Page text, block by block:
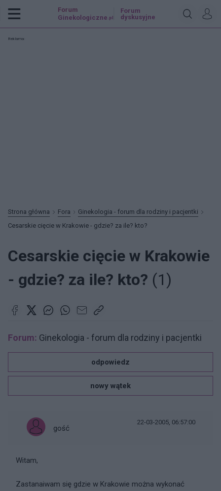
Forum
Ginekologiczne .pl
Forum
dyskusyjne
Reklama:
Strona główna Fora
Ginekologia - forum dla rodziny i pacjentki
Cesarskie cięcie w Krakowie - gdzie? za ile? kto?
Cesarskie cięcie w Krakowie
- gdzie? za ile? kto? (1)
Forum: Ginekologia - forum dla rodziny i pacjentki
odpowiedz
nowy wątek
gość
22-03-2005, 06:57:00
Witam,
Zastanaiwam się gdzie w Krakowie można wykonać